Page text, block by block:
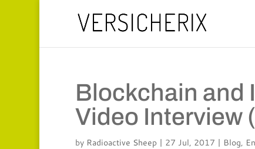
Blockchain and
Video Interview
by Radioactive Sheep | 27 Jul, 2017 | Blog,